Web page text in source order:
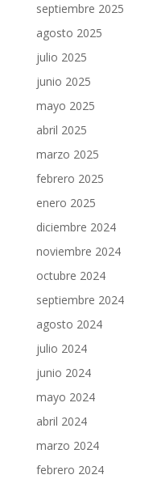
septiembre 2025
agosto 2025
julio 2025
junio 2025
mayo 2025
abril 2025
marzo 2025
febrero 2025
enero 2025
diciembre 2024
noviembre 2024
octubre 2024
septiembre 2024
agosto 2024
julio 2024
junio 2024
mayo 2024
abril 2024
marzo 2024
febrero 2024